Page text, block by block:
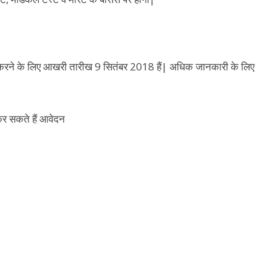
के लिए आखरी तारीख 9 सितंबर 2018 हैं| अधिक जानकारी के लिए